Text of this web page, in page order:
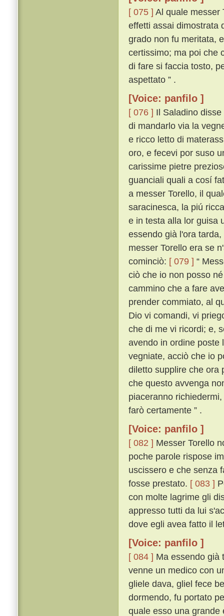
[ 075 ] Al quale messer
effetti assai dimostrata
grado non fu meritata,
certissimo; ma poi che
di fare si faccia tosto,
aspettato ” .
[Voice: panfilo ]
[ 076 ] Il Saladino
di mandarlo via la
e ricco letto di
oro, e fecevi por suso
carissime pietre
guanciali quali a cosí
a messer Torello, il
saracinesca, la piú
e in testa alla lor guisa
essendo già l'ora
messer Torello era se
cominciò: [ 079 ] “
ciò che io non posso
cammino che a fare
prender commiato, al
Dio vi comandi, vi
che di me vi ricordi; e,
avendo in ordine poste
vegniate, acciò che io
diletto supplire che ora
che questo avvenga
piaceranno
farò certamente ” .
[Voice: panfilo ]
[ 082 ] Messer Torello
poche parole rispose
uscissero e che senza
fosse prestato. [ 083 ]
con molte lagrime gli
appresso tutti da lui
dove egli avea fatto il
[Voice: panfilo ]
[ 084 ] Ma essendo già
venne un medico con
gliele dava, gliel fece
dormendo, fu portato
quale esso una